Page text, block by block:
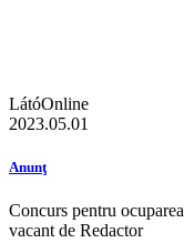
LátóOnline
2023.05.01
Anunţ
Concurs pentru
vacant de Redactor